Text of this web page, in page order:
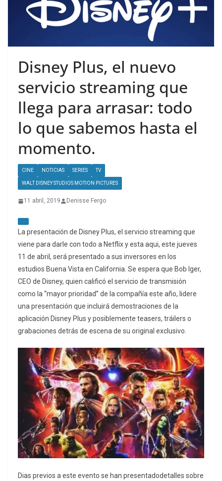
Disney Plus, el nuevo
servicio streaming que
llega para arrasar: todo
lo que sabemos hasta el
momento.
CINE NOTICIAS SERIES TV
WALT DISNEY STUDIOS MOTION PICTURES
11 abril, 2019 Denisse Fergo
La presentación de Disney Plus, el servicio streaming que
viene para darle con todo a Netflix y esta aqui, este jueves
11 de abril, será presentado a sus inversores en los
estudios Buena Vista en California. Se espera que Bob Iger,
CEO de Disney, quien calificó el servicio de transmisión
como la “mayor prioridad” de la compañía este año, lidere
una presentación que incluirá demostraciones de la
aplicación Disney Plus y posiblemente teasers, tráilers o
grabaciones detrás de escena de su original exclusivo.
Dias previos a este evento se han presentadodetalles sobre